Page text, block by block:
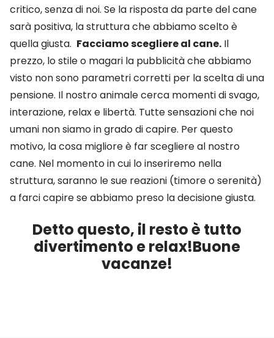
critico, senza di noi. Se la risposta da parte del cane
sarà positiva, la struttura che abbiamo scelto è
quella giusta. Facciamo scegliere al cane. Il
prezzo, lo stile o magari la pubblicità che abbiamo
visto non sono parametri corretti per la scelta di una
pensione. Il nostro animale cerca momenti di svago,
interazione, relax e libertà. Tutte sensazioni che noi
umani non siamo in grado di capire. Per questo
motivo, la cosa migliore è far scegliere al nostro
cane. Nel momento in cui lo inseriremo nella
struttura, saranno le sue reazioni (timore o serenità)
a farci capire se abbiamo preso la decisione giusta.
Detto questo, il resto è tutto
divertimento e relax!Buone
vacanze!